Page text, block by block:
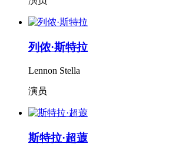
列侬·斯特拉
Lennon Stella
演员
斯特拉·超蕸